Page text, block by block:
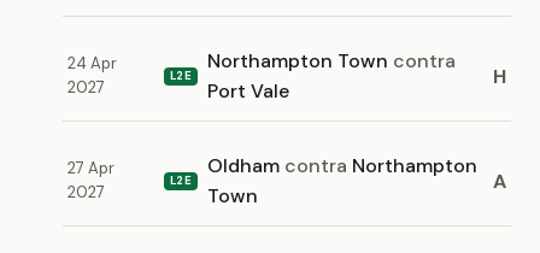
24 Apr
2027
L2E
Northampton Town contra
Port Vale
H
27 Apr
2027
L2E
Oldham contra Northampton
Town
A